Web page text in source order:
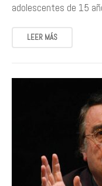
adolescentes de 15
LEER MÁS